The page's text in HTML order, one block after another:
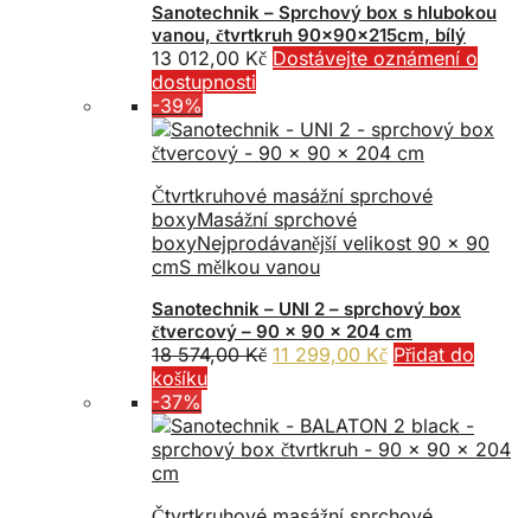
Sanotechnik – Sprchový box s hlubokou
vanou, čtvrtkruh 90x90x215cm, bílý
13 012,00 Kč Dostávejte oznámení o
dostupnosti
-39%
Čtvrtkruhové masážní sprchové
boxyMasážní sprchové
boxyNejprodávanější velikost 90 x 90
cmS mělkou vanou
Sanotechnik – UNI 2 – sprchový box
čtvercový – 90 x 90 x 204 cm
18 574,00Kč Původní
18
574,00 Kč.
11 299,00 KčAktuální
11
299,00 Kč.
Přidat do
košíku
-37%